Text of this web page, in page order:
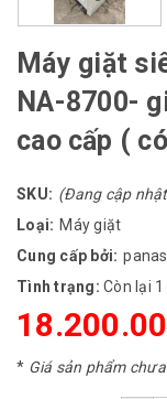
Máy giặt
NA-8700-
cao cấp (
SKU: (Đang cập
Loại: Máy giặt
Cung cấp bởi:
Tình trạng: Còn lại
* Giá sản phẩm